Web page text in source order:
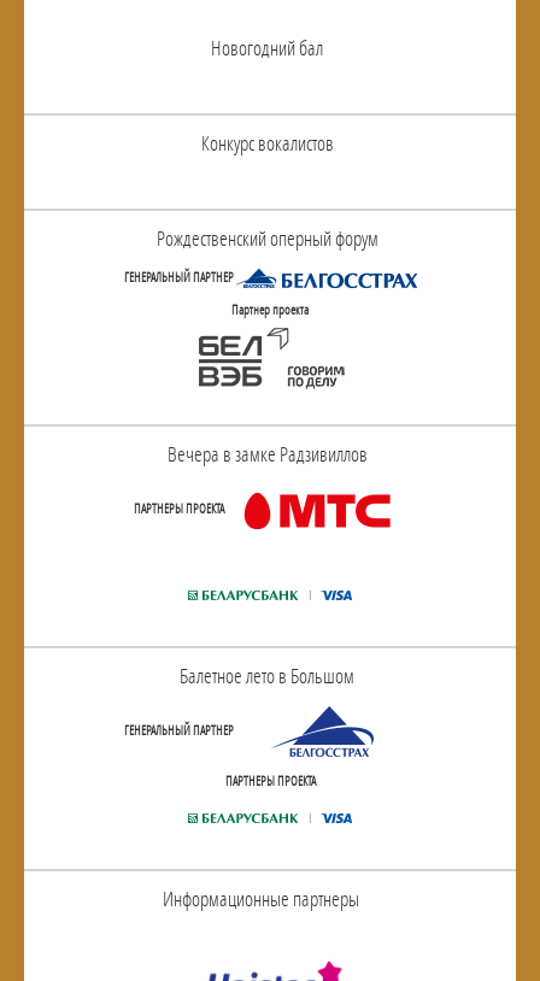
Новогодний бал
Конкурс вокалистов
Рождественский оперный форум
ГЕНЕРАЛЬНЫЙ ПАРТНЕР
Партнер проекта
Вечера в замке Радзивиллов
ПАРТНЕРЫ ПРОЕКТА
Балетное лето в Большом
ГЕНЕРАЛЬНЫЙ ПАРТНЕР
ПАРТНЕРЫ ПРОЕКТА
Информационные партнеры